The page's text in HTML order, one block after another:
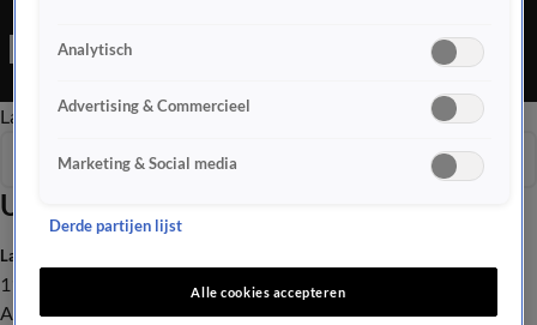
Editie is een Nieuws programma
Late EditieOchtend EditieVroege Editie
Uitzendingen
Seizoen 2026
Laatste nieuws
112
Advies & Tips
Analytisch
Advertising & Commercieel
Marketing & Social media
Derde partijen lijst
Alle cookies accepteren